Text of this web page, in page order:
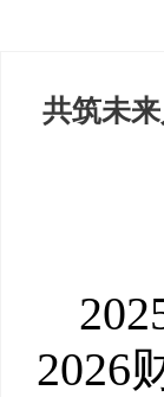
共筑未
2026